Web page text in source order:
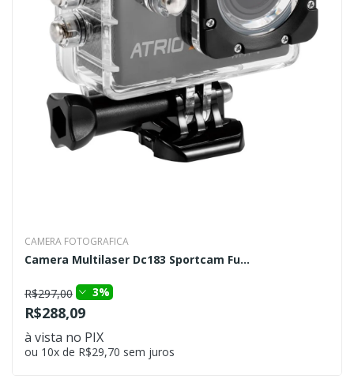
CAMERA FOTOGRAFICA
Camera Multilaser Dc183 Sportcam Fu...
R$297,00 3%
R$288,09
à vista no PIX
ou 10x de R$29,70 sem juros